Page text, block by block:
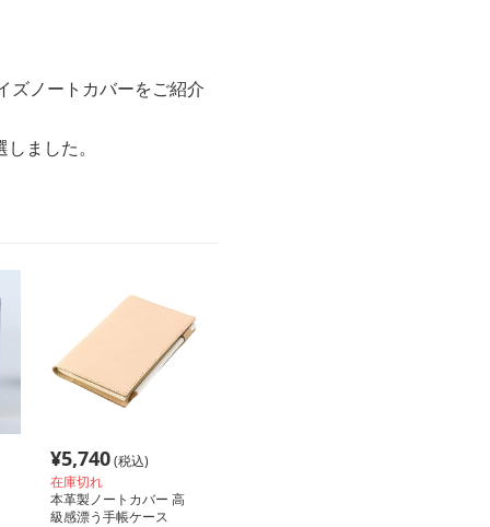
ズノートカバーをご紹介
ました。
¥5,740(税込)
在庫切れ
本革製ノートカバー 高
級感漂う手帳ケース